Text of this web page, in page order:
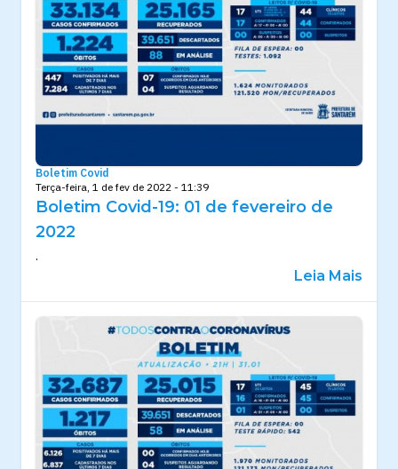
Boletim Covid
Terça-feira, 1 de fev de 2022 - 11:39
Boletim Covid-19: 01 de fevereiro de
2022
.
Leia Mais